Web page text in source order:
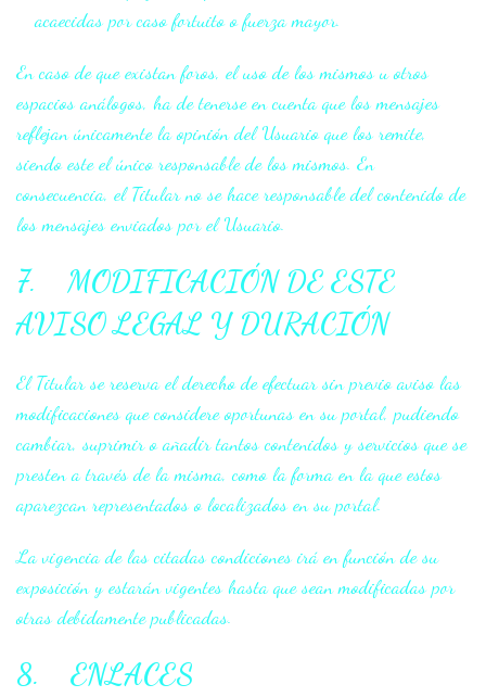
acaecidas por caso fortuito o fuerza mayor.
En caso de que existan foros, el uso de los mismos u otros
espacios análogos, ha de tenerse en cuenta que los mensajes
reflejan únicamente la opinión del Usuario que los remite,
siendo este el único responsable de los mismos. En
consecuencia, el Titular no se hace responsable del contenido de
los mensajes enviados por el Usuario.
7. MODIFICACIÓN DE ESTE
AVISO LEGAL Y DURACIÓN
El Titular se reserva el derecho de efectuar sin previo aviso las
modificaciones que considere oportunas en su portal, pudiendo
cambiar, suprimir o añadir tantos contenidos y servicios que se
presten a través de la misma, como la forma en la que estos
aparezcan representados o localizados en su portal.
La vigencia de las citadas condiciones irá en función de su
exposición y estarán vigentes hasta que sean modificadas por
otras debidamente publicadas.
8. ENLACES